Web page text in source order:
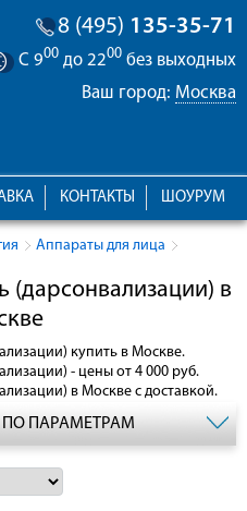
8 (495) 135-35-71
С 900 до 2200 без выходных
Ваш город: Москва
ШОУРУМ
КОНТАКТЫ
Аппараты для лица
(дарсонвализации) в
купить в Москве.
- цены от 4 000 руб.
в Москве с доставкой.
ПАРАМЕТРАМ